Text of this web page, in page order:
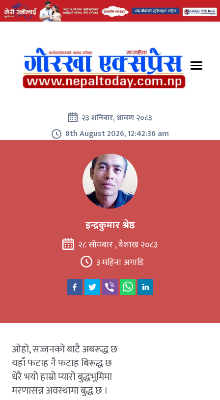
२३ शनिबार, श्रावण २०८३
8th August 2026, 12:42:37 am
इन्द्रकुमार श्रेष्ठ
२८ सोमबार , बैशाख २०८३
३ महिना अगाडि
ओहो, सज्जनको बाटै अबरूद्ध छ
यहाँ फटाह नै फटाह बिरूद्ध छ
धेरै भयो हाम्रो प्यारो बुद्धभूमिमा
मरणासन्न अवस्थामा बुद्ध छ ।